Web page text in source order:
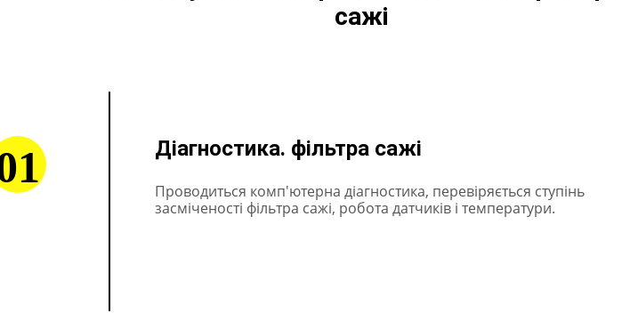
сажі
Діагностика. фільтра сажі
Проводиться комп'ютерна діагностика, перевіряється ступінь
засміченості фільтра сажі, робота датчиків і температури.